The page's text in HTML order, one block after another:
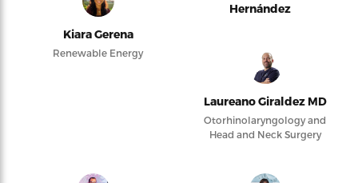
Kiara Gerena
Renewable Energy
Hernández
Laureano Giraldez MD
Otorhinolaryngology and
Head and Neck Surgery